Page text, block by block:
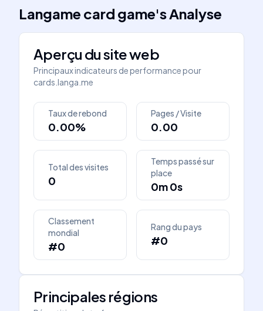
Langame card game'sAnalyse
Aperçu du site web
Principaux indicateurs de performance pour
cards.langa.me
Taux de rebond
0.00%
Pages / Visite
0.00
Total des visites
0
Temps passé sur
place
0m 0s
Classement
mondial
#0
Rang du pays
#0
Principales régions